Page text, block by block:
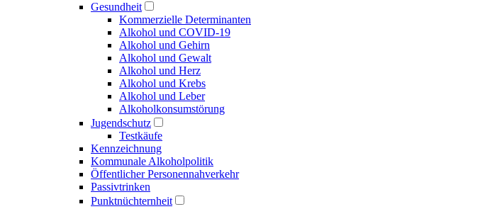
Gesundheit
Kommerzielle Determinanten
Alkohol und COVID-19
Alkohol und Gehirn
Alkohol und Gewalt
Alkohol und Herz
Alkohol und Krebs
Alkohol und Leber
Alkoholkonsumstörung
Jugendschutz
Testkäufe
Kennzeichnung
Kommunale Alkoholpolitik
Öffentlicher Personen­nahverkehr
Passivtrinken
Punkt­nüchternheit